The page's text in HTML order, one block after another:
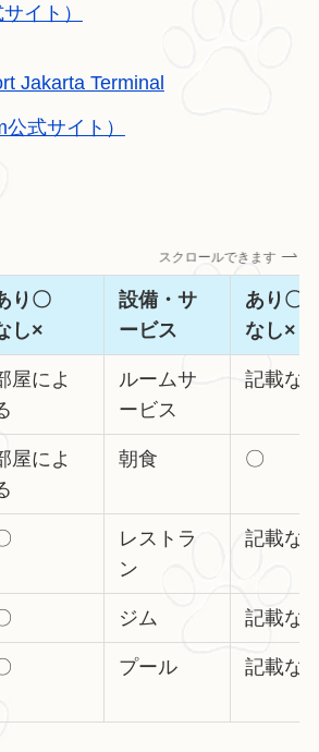
イト）
Jakarta Terminal
式サイト）
スクロールできます
り〇
し×
設備・サ
ービス
あり
なし×
屋によ
ルームサ
ービス
記載な
屋によ
朝食 〇
レストラ
ン
記載な
ジム 記載な
プール 記載な